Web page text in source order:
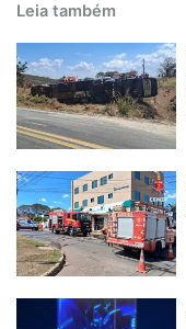
Leia também